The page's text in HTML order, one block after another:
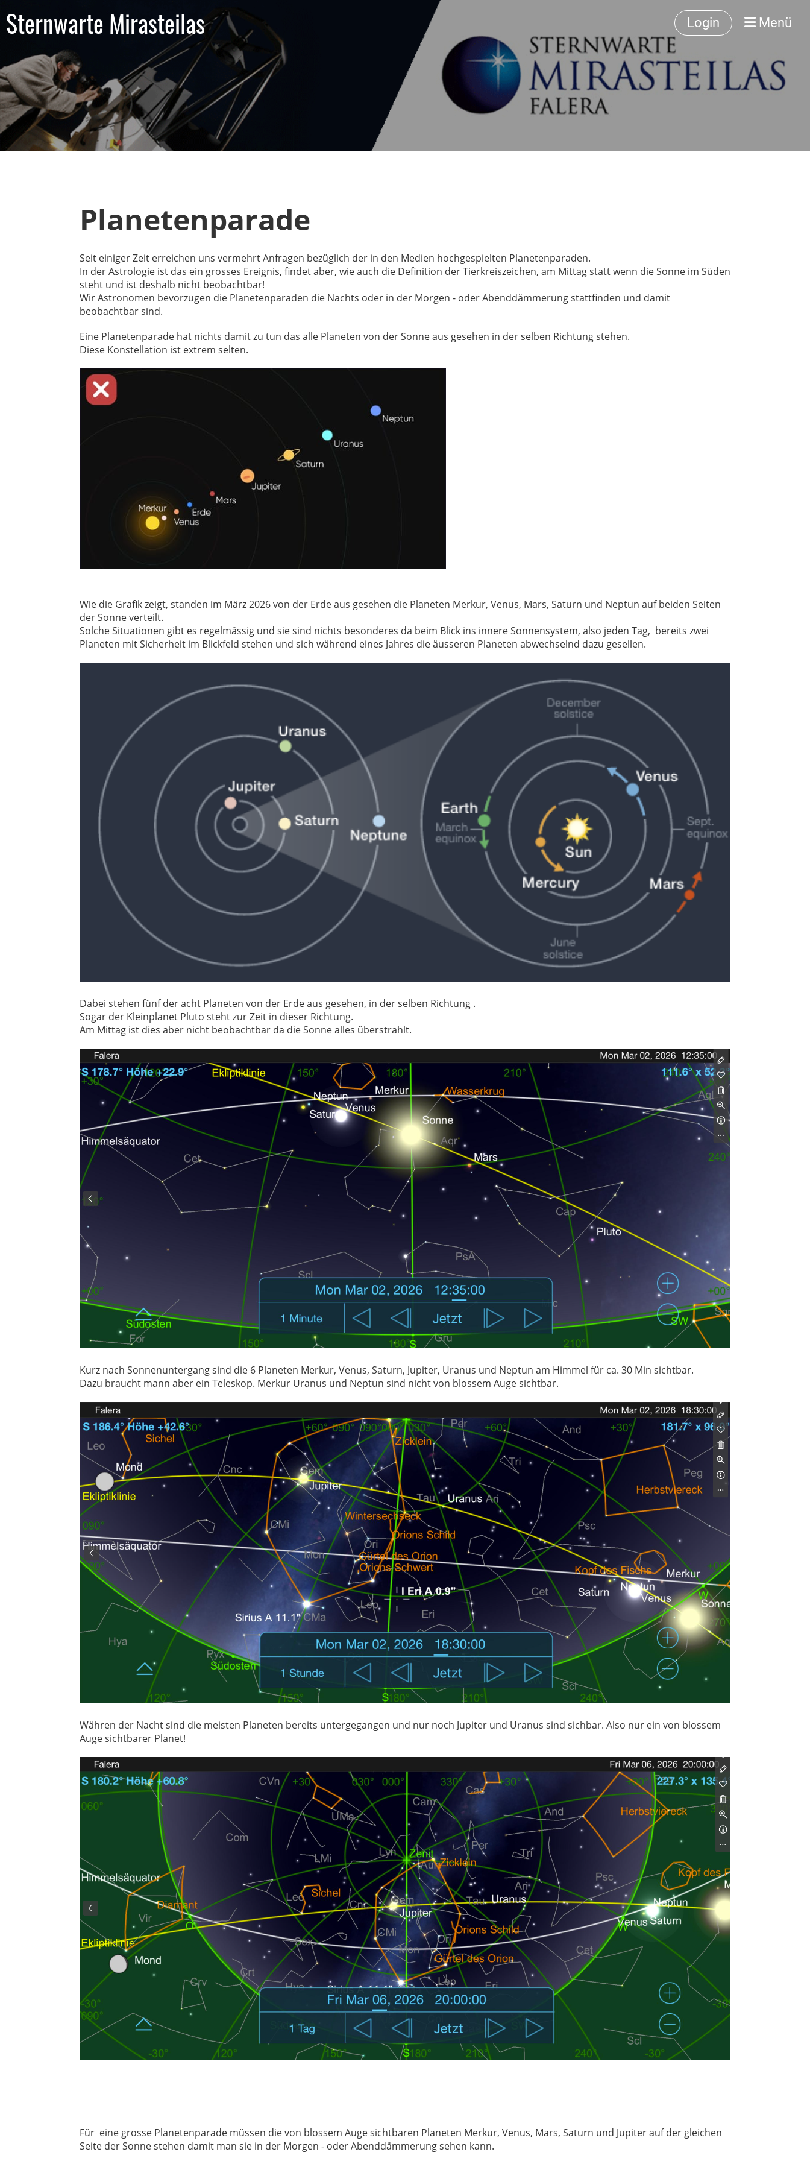
Sternwarte Mirasteilas Login Menü
Planetenparade
Seit einiger Zeit erreichen uns vermehrt Anfragen bezüglich der in den Medien hochgespielten Planetenparaden.
In der Astrologie ist das ein grosses Ereignis, findet aber, wie auch die Definition der Tierkreiszeichen, am Mittag statt wenn die Sonne im Süden
steht und ist deshalb nicht beobachtbar!
Wir Astronomen bevorzugen die Planetenparaden die Nachts oder in der Morgen - oder Abenddämmerung stattfinden und damit
beobachtbar sind.
Eine Planetenparade hat nichts damit zu tun das alle Planeten von der Sonne aus gesehen in der selben Richtung stehen.
Diese Konstellation ist extrem selten.
Wie die Grafik zeigt, standen im März 2026 von der Erde aus gesehen die Planeten Merkur, Venus, Mars, Saturn und Neptun auf beiden Seiten
der Sonne verteilt.
Solche Situationen gibt es regelmässig und sie sind nichts besonderes da beim Blick ins innere Sonnensystem, also jeden Tag, bereits zwei
Planeten mit Sicherheit im Blickfeld stehen und sich während eines Jahres die äusseren Planeten abwechselnd dazu gesellen.
Dabei stehen fünf der acht Planeten von der Erde aus gesehen, in der selben Richtung .
Sogar der Kleinplanet Pluto steht zur Zeit in dieser Richtung.
Am Mittag ist dies aber nicht beobachtbar da die Sonne alles überstrahlt.
Kurz nach Sonnenuntergang sind die 6 Planeten Merkur, Venus, Saturn, Jupiter, Uranus und Neptun am Himmel für ca. 30 Min sichtbar.
Dazu braucht mann aber ein Teleskop. Merkur Uranus und Neptun sind nicht von blossem Auge sichtbar.
Währen der Nacht sind die meisten Planeten bereits untergegangen und nur noch Jupiter und Uranus sind sichbar. Also nur ein von blossem
Auge sichtbarer Planet!
Für eine grosse Planetenparade müssen die von blossem Auge sichtbaren Planeten Merkur, Venus, Mars, Saturn und Jupiter auf der gleichen
Seite der Sonne stehen damit man sie in der Morgen - oder Abenddämmerung sehen kann.